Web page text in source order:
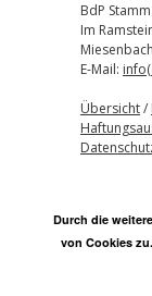
BdP
Im
Miesenbach
E-Mail:
Übersicht/
Durch die
von Cookies